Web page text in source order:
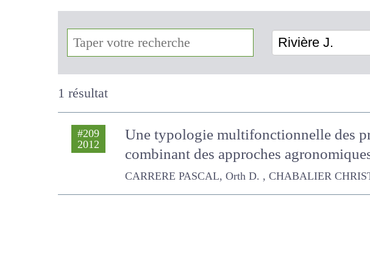
Rivière J.
1 résultat
#209
2012
Une typologie multifonctionnelle des
combinant des approches
CARRERE PASCAL, Orth D. , CHABALIER